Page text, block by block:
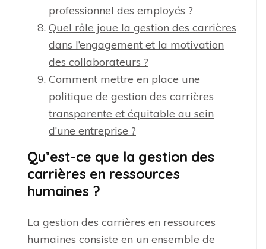
professionnel des employés ?
Quel rôle joue la gestion des carrières
dans l’engagement et la motivation
des collaborateurs ?
Comment mettre en place une
politique de gestion des carrières
transparente et équitable au sein
d’une entreprise ?
Qu’est-ce que la gestion des
carrières en ressources
humaines ?
La gestion des carrières en ressources
humaines consiste en un ensemble de